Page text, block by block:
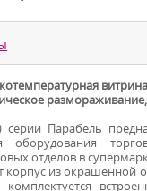
Парабель
отделов в
из окрашенной